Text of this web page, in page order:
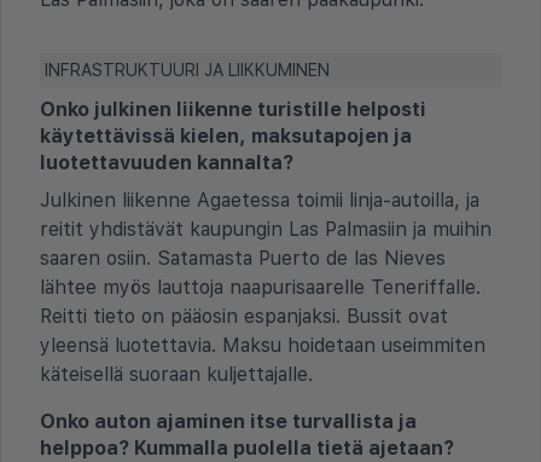
INFRASTRUKTUURI JA LIIKKUMINEN
Onko julkinen liikenne turistille helposti
käytettävissä kielen, maksutapojen ja
luotettavuuden kannalta?
Julkinen liikenne Agaetessa toimii linja-autoilla, ja
reitit yhdistävät kaupungin Las Palmasiin ja muihin
saaren osiin. Satamasta Puerto de las Nieves
lähtee myös lauttoja naapurisaarelle Teneriffalle.
Reitti tieto on pääosin espanjaksi. Bussit ovat
yleensä luotettavia. Maksu hoidetaan useimmiten
käteisellä suoraan kuljettajalle.
Onko auton ajaminen itse turvallista ja
helppoa? Kummalla puolella tietä ajetaan?